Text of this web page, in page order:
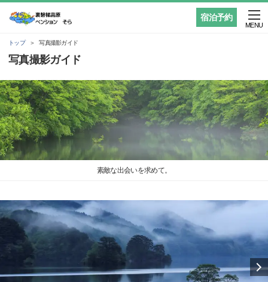
宿泊予約
MENU
トップ 写真撮影ガイド
写真撮影ガイド
素敵な出会いを求めて。